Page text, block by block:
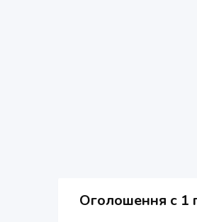
Оголошення c 1